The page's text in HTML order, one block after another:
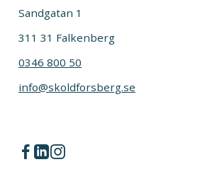
Sandgatan 1
311 31 Falkenberg
0346 800 50
info@skoldforsberg.se